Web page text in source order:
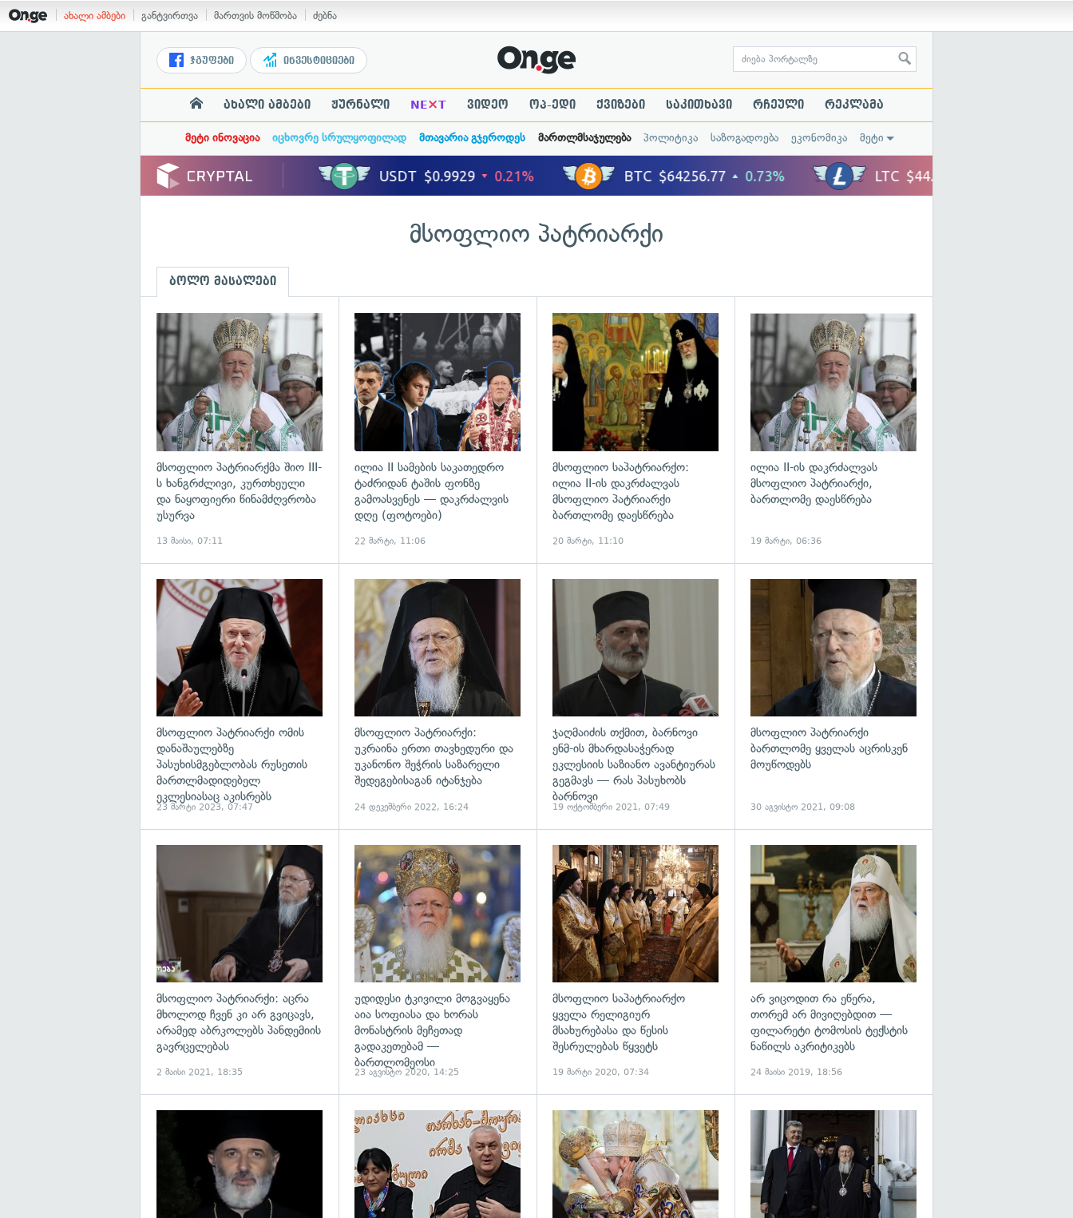
ახალი ამბები განტვირთვა მართვის მოწმობა ძებნა
ჯგუფები ინვესტიციები
ახალი ამბები ჟურნალი NE×T ვიდეო ოპ-ედი ქვიზები საკითხავი რჩეული რეკლამა
მეტი ინოვაცია იცხოვრე სრულყოფილად მთავარია გჯეროდეს მართლმსაჯულება პოლიტიკა საზოგადოება ეკონომიკა მეტი
მსოფლიო პატრიარქი
ბოლო მასალები
გადახედვა
მსოფლიო პატრიარქმა შიო III-
ს ხანგრძლივი, კურთხეული
და ნაყოფიერი წინამძღვრობა
უსურვა
13 მაისი, 07:11
გადახედვა
ილია II სამების საკათედრო
ტაძრიდან ტაშის ფონზე
გამოასვენეს — დაკრძალვის
დღე (ფოტოები)
22 მარტი, 11:06
გადახედვა
მსოფლიო საპატრიარქო:
ილია II-ის დაკრძალვას
მსოფლიო პატრიარქი
ბართლომე დაესწრება
20 მარტი, 11:10
ილია II-ის დაკრძალვას
მსოფლიო პატრიარქი,
ბართლომე დაესწრება
19 მარტი, 06:36
გადახედვა
მსოფლიო პატრიარქი ომის
დანაშაულებზე
პასუხისმგებლობას რუსეთის
მართლმადიდებელ
ეკლესიასაც აკისრებს
23 მარტი 2023, 07:47
მსოფლიო პატრიარქი:
უკრაინა ერთი თავხედური და
უკანონო შეჭრის საზარელი
შედეგებისაგან იტანჯება
24 დეკემბერი 2022, 16:24
გადახედვა
ჯაღმაიძის თქმით, ბარნოვი
ენმ-ის მხარდასაჭერად
ეკლესიის საზიანო ავანტიურას
გეგმავს — რას პასუხობს
ბარნოვი
19 ოქტომბერი 2021, 07:49
მსოფლიო პატრიარქი
ბართლომე ყველას აცრისკენ
მოუწოდებს
30 აგვისტო 2021, 09:08
გადახედვა
მსოფლიო პატრიარქი: აცრა
მხოლოდ ჩვენ კი არ გვიცავს,
არამედ აბრკოლებს პანდემიის
გავრცელებას
2 მაისი 2021, 18:35
გადახედვა
უდიდესი ტკივილი მოგვაყენა
აია სოფიასა და ხორას
მონასტრის მეჩეთად
გადაკეთებამ —
ბართლომეოსი
23 აგვისტო 2020, 14:25
გადახედვა
მსოფლიო საპატრიარქო
ყველა რელიგიურ
მსახურებასა და წესის
შესრულებას წყვეტს
19 მარტი 2020, 07:34
არ ვიცოდით რა ეწერა,
თორემ არ მივიღებდით —
ფილარეტი ტომოსის ტექსტის
ნაწილს აკრიტიკებს
24 მაისი 2019, 18:56
გადახედვა გადახედვა გადახედვა